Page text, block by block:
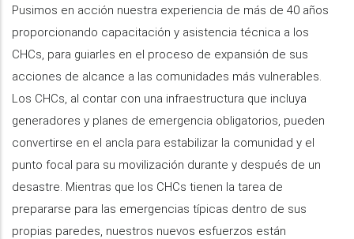
Pusimos en acción nuestra experiencia de más de 40 años
proporcionando capacitación y asistencia técnica a los
CHCs, para guiarles en el proceso de expansión de sus
acciones de alcance a las comunidades más vulnerables.
Los CHCs, al contar con una infraestructura que incluya
generadores y planes de emergencia obligatorios, pueden
convertirse en el ancla para estabilizar la comunidad y el
punto focal para su movilización durante y después de un
desastre. Mientras que los CHCs tienen la tarea de
prepararse para las emergencias típicas dentro de sus
propias paredes, nuestros nuevos esfuerzos están